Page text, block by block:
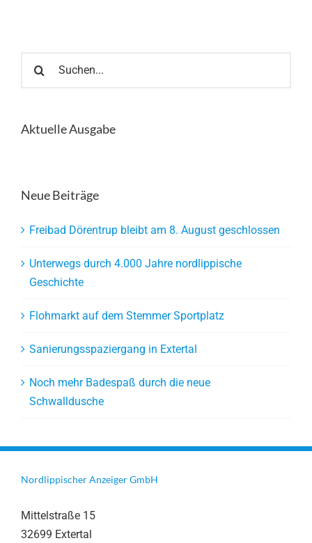
nach:
Aktuelle Ausgabe
Neue Beiträge
Freibad Dörentrup bleibt am 8. August geschlossen
Unterwegs durch 4.000 Jahre nordlippische
Geschichte
Flohmarkt auf dem Stemmer Sportplatz
Sanierungsspaziergang in Extertal
Noch mehr Badespaß durch die neue
Schwalldusche
Nordlippischer Anzeiger GmbH
Mittelstraße 15
32699 Extertal